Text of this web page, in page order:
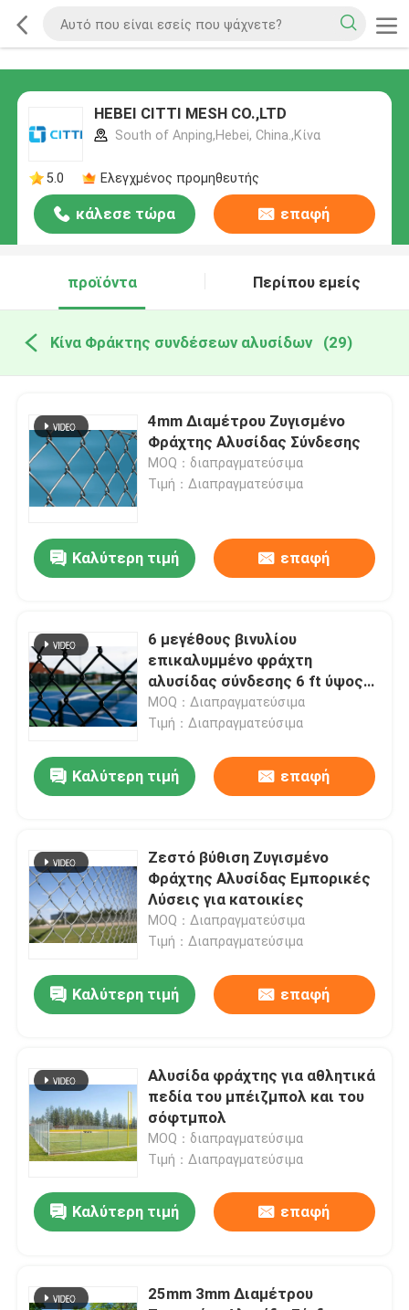
HEBEI CITTI MESH CO.,LTD
South of Anping,Hebei, China.,Κίνα
5.0 Ελεγχμένος προμηθευτής
κάλεσε τώρα επαφή
προϊόντα Περίπου εμείς
Κίνα Φράκτης συνδέσεων αλυσίδων (29)
4mm Διαμέτρου Ζυγισμένο
Φράχτης Αλυσίδας Σύνδεσης
MOQ：διαπραγματεύσιμα
Τιμή：Διαπραγματεύσιμα
Καλύτερη τιμή επαφή
6 μεγέθους βινυλίου
επικαλυμμένο φράχτη
αλυσίδας σύνδεσης 6 ft ύψος
50 ft ρολό
MOQ：Διαπραγματεύσιμα
Τιμή：Διαπραγματεύσιμα
Καλύτερη τιμή επαφή
Ζεστό βύθιση Ζυγισμένο
Φράχτης Αλυσίδας Εμπορικές
Λύσεις για κατοικίες
MOQ：Διαπραγματεύσιμα
Τιμή：Διαπραγματεύσιμα
Καλύτερη τιμή επαφή
Αλυσίδα φράχτης για αθλητικά
πεδία του μπέιζμπολ και του
σόφτμπολ
MOQ：διαπραγματεύσιμα
Τιμή：Διαπραγματεύσιμα
Καλύτερη τιμή επαφή
25mm 3mm Διαμέτρου